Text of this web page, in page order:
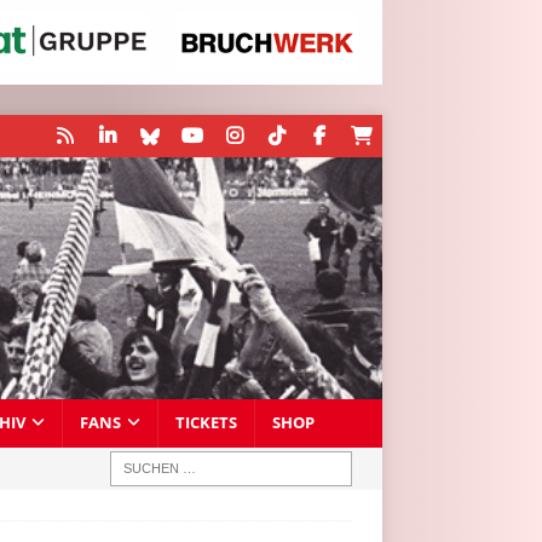
FANS TICKETS SHOP